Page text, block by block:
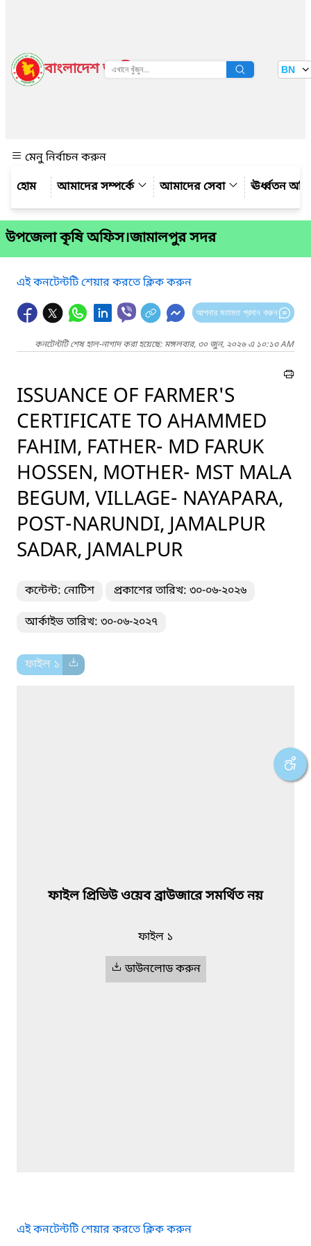
বাংলাদেশ জাতীয় তথ্য বাতায়ন BN
মেনু নির্বাচন করুন
আমাদের সম্পর্কে
আমাদের সেবা ঊর্ধ্বতন
উপজেলা কৃষি অফিস।জামালপুর সদর
এই কনটেন্টটি শেয়ার করতে ক্লিক করুন
আপনার মতামত প্রদান করুন
কনটেন্টটি শেষ হাল-নাগাদ করা হয়েছে: মঙ্গলবার, ৩০ জুন, ২০২৬ এ ১০:১৩ AM
ISSUANCE OF FARMER'S
CERTIFICATE TO AHAMMED
FAHIM, FATHER- MD FARUK
HOSSEN, MOTHER- MST MALA
BEGUM, VILLAGE- NAYAPARA,
POST-NARUNDI, JAMALPUR
SADAR, JAMALPUR
কন্টেন্ট: নোটিশ প্রকাশের তারিখ: ৩০-০৬-২০২৬
আর্কাইভ তারিখ: ৩০-০৬-২০২৭
ফাইল ১
ফাইল প্রিভিউ ওয়েব ব্রাউজারে সমর্থিত নয়
ফাইল ১
ডাউনলোড করুন
এই কনটেন্টটি শেয়ার করতে ক্লিক করুন